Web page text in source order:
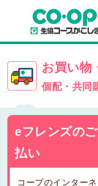
お買い物
個配・共同
eフレンズの
払い
コープのインター